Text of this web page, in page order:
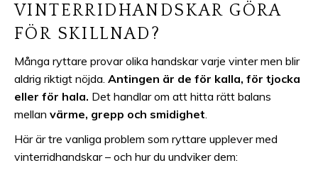
VINTERRIDHANDSKAR GÖRA
FÖR SKILLNAD?
Många ryttare provar olika handskar varje vinter men blir
aldrig riktigt nöjda. Antingen är de för kalla, för tjocka
eller för hala. Det handlar om att hitta rätt balans
mellan värme, grepp och smidighet.
Här är tre vanliga problem som ryttare upplever med
vinterridhandskar – och hur du undviker dem: